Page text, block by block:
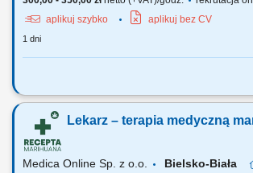
aplikuj szybko
aplikuj bez CV
1 dni
Zapraszamy do współpracy z naszą firmą
medycznej marihuanie, działającej stacjonarnie.
doświadczonych lekarzy i lekarek różnych
otwarci na rozwój oraz poszerzanie wiedzy, aby
zespołu jako tzn. Lekarz...
Lekarz – terapia medyczną
Medica Online Sp. z o.o. Bielsko-Biała